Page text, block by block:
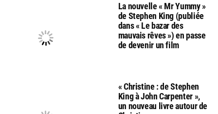
La nouvelle « Mr Yummy »
de Stephen King (publiée
dans « Le bazar des
mauvais rêves ») en passe
de devenir un film
« Christine : de Stephen
King à John Carpenter »,
un nouveau livre autour de